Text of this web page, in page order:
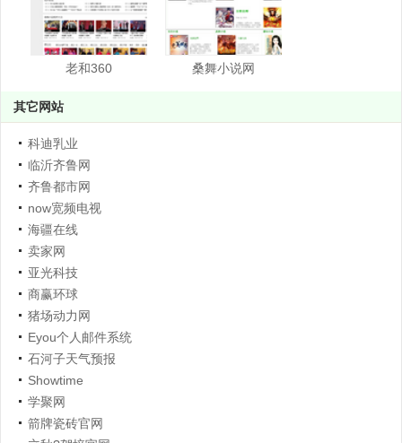
老和360 桑舞小说网
其它网站
科迪乳业
临沂齐鲁网
齐鲁都市网
now宽频电视
海疆在线
卖家网
亚光科技
商赢环球
猪场动力网
Eyou个人邮件系统
石河子天气预报
Showtime
学聚网
箭牌瓷砖官网